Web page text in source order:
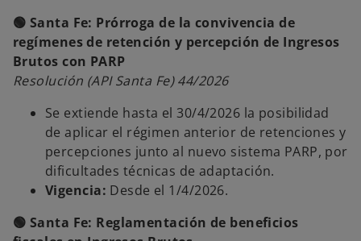
🟢 Santa Fe: Prórroga de la convivencia de
regímenes de retención y percepción de Ingresos
Brutos con PARP
Resolución (API Santa Fe) 44/2026
Se extiende hasta el 30/4/2026 la posibilidad
de aplicar el régimen anterior de retenciones y
percepciones junto al nuevo sistema PARP, por
dificultades técnicas de adaptación.
Vigencia: Desde el 1/4/2026.
🟢 Santa Fe: Reglamentación de beneficios